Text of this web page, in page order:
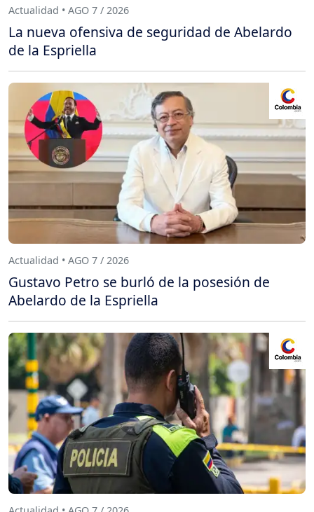
Actualidad • AGO 7 / 2026
La nueva ofensiva de seguridad de Abelardo
de la Espriella
Actualidad • AGO 7 / 2026
Gustavo Petro se burló de la posesión de
Abelardo de la Espriella